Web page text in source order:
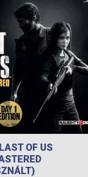
OF US